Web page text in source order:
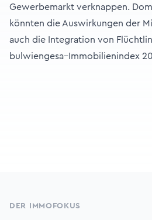
Gewerbemarkt verknappen.
könnten die Auswirkungen der
auch die Integration von
bulwiengesa–Immobilienindex
DER IMMOFOKUS